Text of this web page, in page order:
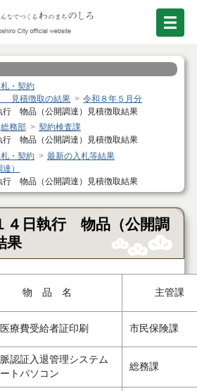
札・契約
見積徴取の結果
令和８年５月分
行 物品（公開調達）見積徴取結果
総務部
契約検査課
行 物品（公開調達）見積徴取結果
札・契約
最新の入札等結果
）
行 物品（公開調達）見積徴取結果
４日執行 物品（公開調
果
物 品 名 主管課
療費受給者証印刷 市民保険課
認証入退管理システム
トパソコン
総務課